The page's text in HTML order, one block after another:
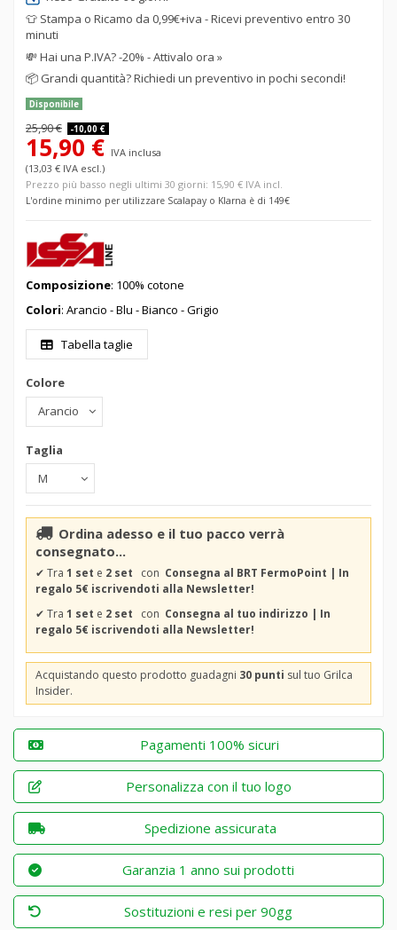
👕 Stampa o Ricamo da 0,99€+iva - Ricevi preventivo entro 30
minuti
💸Hai una P.IVA? -20% - Attivalo ora »
📦 Grandi quantità? Richiedi un preventivo in pochi secondi!
Disponibile
25,90 € -10,00 €
15,90 € IVA inclusa
(13,03 € IVA escl.)
Prezzo più basso negli ultimi 30 giorni: 15,90 € IVA incl.
L'ordine minimo per utilizzare Scalapay o Klarna è di 149€
Composizione: 100% cotone
Colori: Arancio - Blu - Bianco - Grigio
Tabella taglie
Colore
Taglia
Ordina adesso e il tuo pacco verrà
consegnato...
✔ Tra 1 set e 2 set con Consegna al BRT FermoPoint | In
regalo 5€ iscrivendoti alla Newsletter!
✔ Tra 1 set e 2 set con Consegna al tuo indirizzo | In
regalo 5€ iscrivendoti alla Newsletter!
Acquistando questo prodotto guadagni 30 punti sul tuo Grilca
Insider.
Pagamenti 100% sicuri
Personalizza con il tuo logo
Spedizione assicurata
Garanzia 1 anno sui prodotti
Sostituzioni e resi per 90gg